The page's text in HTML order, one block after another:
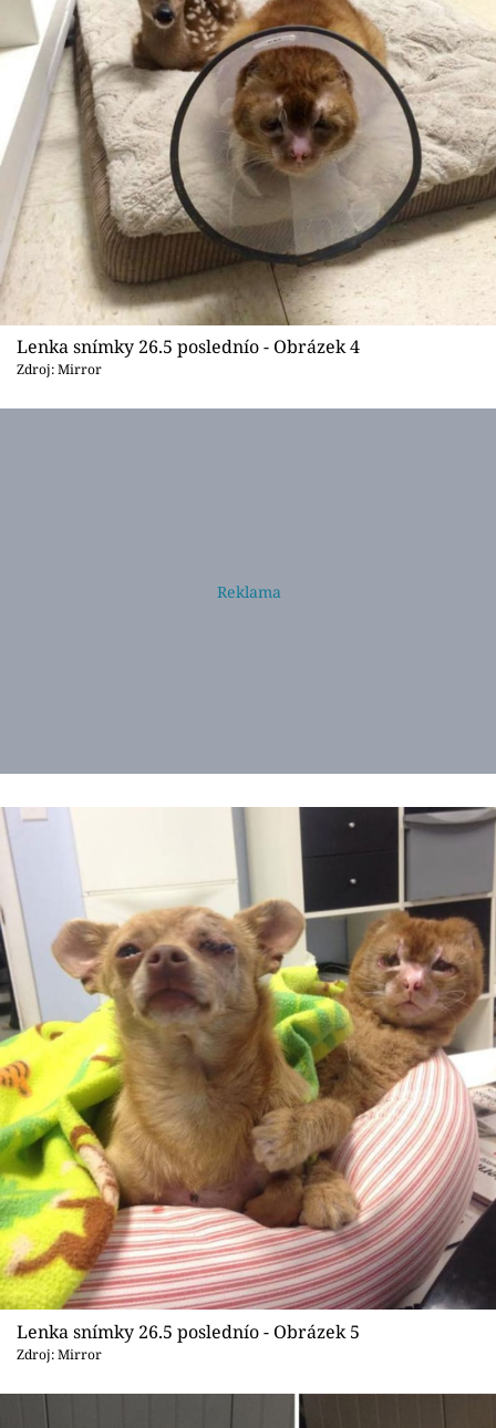
Lenka snímky 26.5 poslednío - Obrázek 4
Zdroj: Mirror
Lenka snímky 26.5 poslednío - Obrázek 5
Zdroj: Mirror